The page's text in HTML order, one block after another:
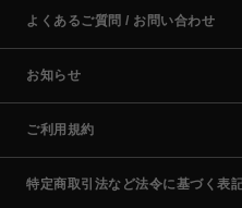
よくあるご質問 / お問い合わせ
お知らせ
ご利用規約
特定商取引法など法令に基づく表